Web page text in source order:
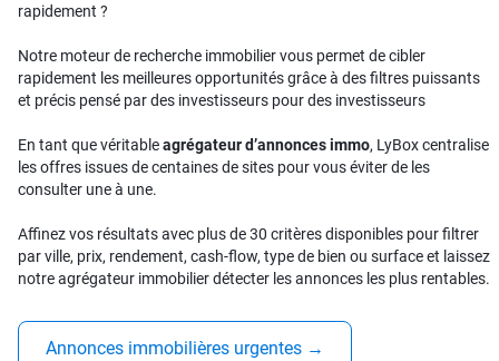
rapidement ?
Notre moteur de recherche immobilier vous permet de cibler
rapidement les meilleures opportunités grâce à des filtres puissants
et précis pensé par des investisseurs pour des investisseurs
En tant que véritableagrégateur d’annonces immo, LyBox centralise
les offres issues de centaines de sites pour vous éviter de les
consulter une à une.
Affinez vos résultats avec plus de 30 critères disponibles pour filtrer
par ville, prix, rendement, cash-flow, type de bien ou surface et laissez
notre agrégateur immobilier détecter les annonces les plus rentables.
Annonces immobilières urgentes →